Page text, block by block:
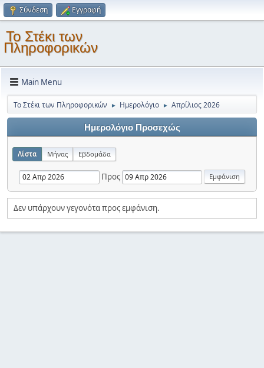
Σύνδεση Εγγραφή
Το Στέκι των
Πληροφορικών
Main Menu
Το Στέκι των Πληροφορικών ► Ημερολόγιο ► Απρίλιος 2026
Ημερολόγιο Προσεχώς
Λίστα Μήνας Εβδομάδα
Προς
Δεν υπάρχουν γεγονότα προς εμφάνιση.